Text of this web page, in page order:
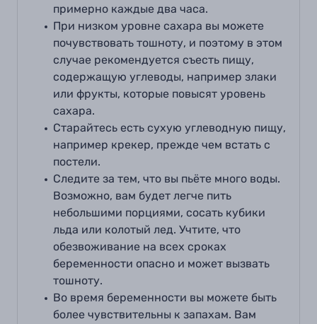
примерно каждые два часа.
При низком уровне сахара вы можете
почувствовать тошноту, и поэтому в этом
случае рекомендуется съесть пищу,
содержащую углеводы, например злаки
или фрукты, которые повысят уровень
сахара.
Старайтесь есть сухую углеводную пищу,
например крекер, прежде чем встать с
постели.
Следите за тем, что вы пьёте много воды.
Возможно, вам будет легче пить
небольшими порциями, сосать кубики
льда или колотый лед. Учтите, что
обезвоживание на всех сроках
беременности опасно и может вызвать
тошноту.
Во время беременности вы можете быть
более чувствительны к запахам. Вам